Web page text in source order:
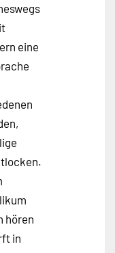
eine
hören
in